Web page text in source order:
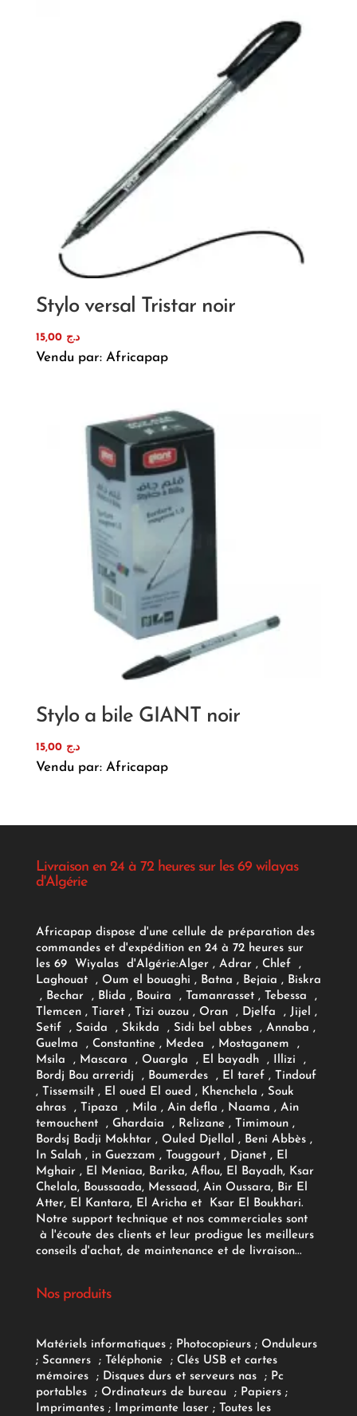
Stylo versal Tristar noir
د.ج 15,00
Vendu par: Africapap
Stylo a bile GIANT noir
د.ج 15,00
Vendu par: Africapap
Livraison en 24 à 72 heures sur les 69 wilayas
d'Algérie
Africapap dispose d'une cellule de préparation des
commandes et d'expédition en 24 à 72 heures sur
les 69 Wiyalas d'Algérie:Alger , Adrar, Chlef ,
Laghouat , Oum el bouaghi , Batna , Bejaia , Biskra
, Bechar , Blida , Bouira , Tamanrasset , Tebessa ,
Tlemcen , Tiaret , Tizi ouzou , Oran , Djelfa , Jijel ,
Setif , Saida , Skikda , Sidi bel abbes , Annaba ,
Guelma , Constantine , Medea , Mostaganem ,
Msila , Mascara , Ouargla , El bayadh , Illizi ,
Bordj Bou arreridj , Boumerdes , El taref , Tindouf
, Tissemsilt , El oued El oued , Khenchela , Souk
ahras , Tipaza , Mila , Ain defla , Naama , Ain
temouchent , Ghardaia , Relizane , Timimoun ,
Bordsj Badji Mokhtar , Ouled Djellal , Beni Abbès ,
In Salah , in Guezzam , Touggourt , Djanet , El
Mghair , El Meniaa, Barika, Aflou, El Bayadh, Ksar
Chelala, Boussaada, Messaad, Ain Oussara, Bir El
Atter, El Kantara, El Aricha et Ksar El Boukhari.
Notre support technique et nos commerciales sont
à l'écoute des clients et leur prodigue les meilleurs
conseils d'achat, de maintenance et de livraison...
Nos produits
Matériels informatiques; Photocopieurs; Onduleurs
; Scanners ; Téléphonie ; Clés USB et cartes
mémoires
; Disques durs et serveurs nas ; Pc
portables
; Ordinateurs de bureau ; Papiers;
Imprimantes;Imprimante laser; Toutes les